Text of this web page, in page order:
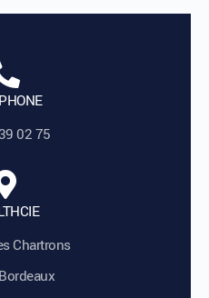
02 75
Chartrons